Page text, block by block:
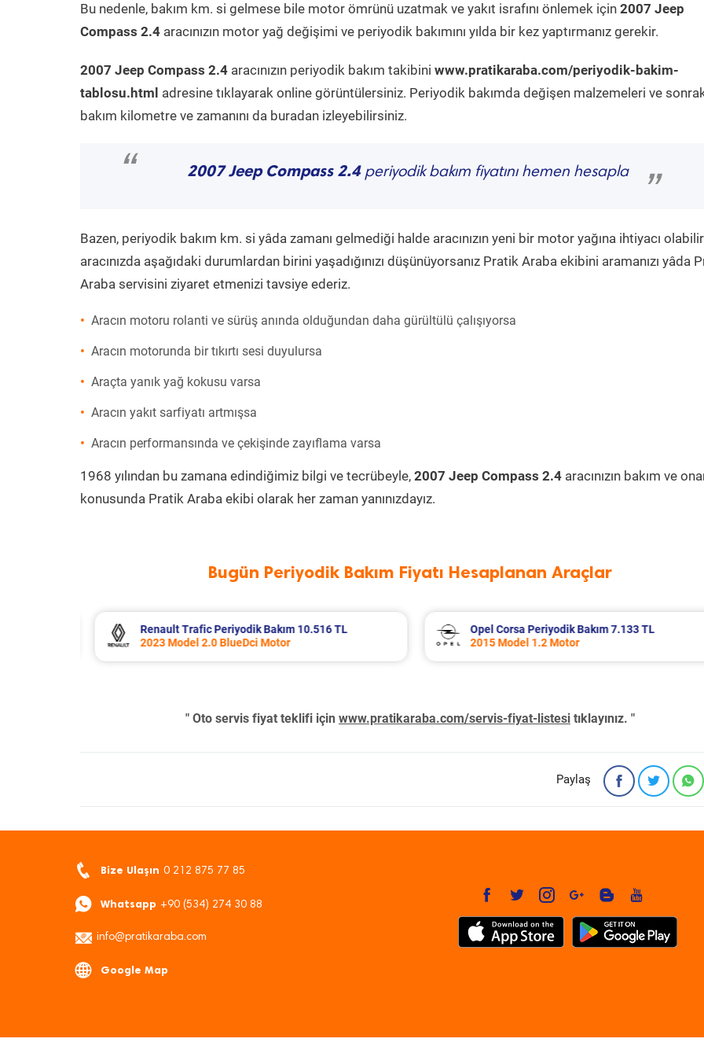
Bu nedenle, bakım km. si gelmese bile motor ömrünü uzatmak ve yakıt israfını önlemek için 2007 Jeep
Compass 2.4 aracınızın motor yağ değişimi ve periyodik bakımını yılda bir kez yaptırmanız gerekir.
2007 Jeep Compass 2.4 aracınızın periyodik bakım takibini www.pratikaraba.com/periyodik-bakim-
tablosu.html adresine tıklayarak online görüntülersiniz. Periyodik bakımda değişen malzemeleri ve
bakım kilometre ve zamanını da buradan izleyebilirsiniz.
“ 2007 Jeep Compass 2.4 periyodik bakım fiyatını hemen hesapla
”
Bazen, periyodik bakım km. si yâda zamanı gelmediği halde aracınızın yeni bir motor yağına ihtiyacı
aracınızda aşağıdaki durumlardan birini yaşadığınızı düşünüyorsanız Pratik Araba ekibini aramanızı yâda
Araba servisini ziyaret etmenizi tavsiye ederiz.
Aracın motoru rolanti ve sürüş anında olduğundan daha gürültülü çalışıyorsa
Aracın motorunda bir tıkırtı sesi duyulursa
Araçta yanık yağ kokusu varsa
Aracın yakıt sarfiyatı artmışsa
Aracın performansında ve çekişinde zayıflama varsa
1968 yılından bu zamana edindiğimiz bilgi ve tecrübeyle, 2007 Jeep Compass 2.4 aracınızın bakım ve
konusunda Pratik Araba ekibi olarak her zaman yanınızdayız.
Bugün Periyodik Bakım Fiyatı Hesaplanan Araçlar
Opel Corsa Periyodik Bakım 7.133 TL
2015 Model 1.2 Motor
Seat Leon Periyodik Bakım 7.335 TL
2016 Model 1.2 Tsi Motor
" Oto servis fiyat teklifi için www.pratikaraba.com/servis-fiyat-listesi tıklayınız. "
Paylaş
Bize Ulaşın 0 212 875 77 85
Whatsapp +90 (534) 274 30 88
info@pratikaraba.com
Google Map